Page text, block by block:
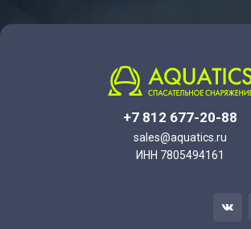
+7 812 677-20-88
sales@aquatics.ru
ИНН 7805494161